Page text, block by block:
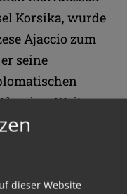
Korsika, wurde
Ajaccio zum
seine
Weitere
die Vatikan-
in New
dieser Website